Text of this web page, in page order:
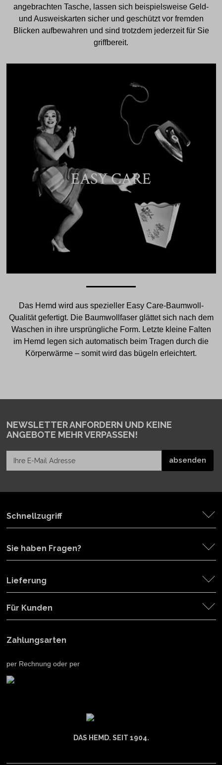
angebrachten Tasche, lassen sich beispielsweise Geld-
und Ausweiskarten sicher und geschützt vor fremden
Blicken aufbewahren und sind trotzdem jederzeit für Sie
griffbereit.
EASY CARE
Das Hemd wird aus spezieller Easy Care-Baumwoll-
Qualität gefertigt. Die Baumwollfaser glättet sich nach dem
Waschen in ihre ursprüngliche Form. Letzte kleine Falten
im Hemd legen sich automatisch beim Tragen durch die
Körperwärme – somit wird das bügeln erleichtert.
NEWSLETTER ANFORDERN UND KEINE
ANGEBOTE MEHR VERPASSEN!
Schnellzugriff
Sie haben Fragen?
Lieferung
Für Kunden
Zahlungsarten
per Rechnung oder per
DAS HEMD. SEIT 1904.